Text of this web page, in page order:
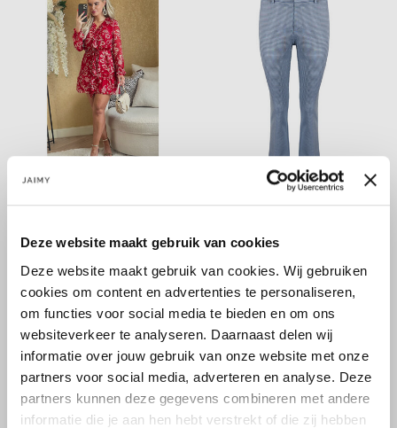
Deze website maakt gebruik van cookies
Deze website maakt gebruik van cookies. Wij gebruiken
cookies om content en advertenties te personaliseren,
om functies voor social media te bieden en om ons
websiteverkeer te analyseren. Daarnaast delen wij
informatie over jouw gebruik van onze website met onze
partners voor social media, adverteren en analyse. Deze
partners kunnen deze gegevens combineren met andere
informatie die je aan hen hebt verstrekt of die zij hebben
Abito dress red oriental
€75,00 €249,99
LIU JO
Punto milano pants micro
€51,00